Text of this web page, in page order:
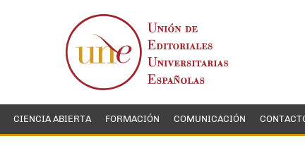
CIENCIA ABIERTA FORMACIÓN COMUNICACIÓN